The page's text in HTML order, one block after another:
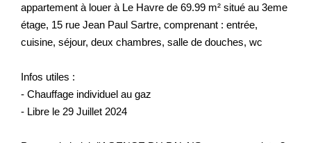
appartement à louer à Le Havre de 69.99 m² situé au 3eme
étage, 15 rue Jean Paul Sartre, comprenant : entrée,
cuisine, séjour, deux chambres, salle de douches, wc
Infos utiles :
- Chauffage individuel au gaz
- Libre le 29 Juillet 2024